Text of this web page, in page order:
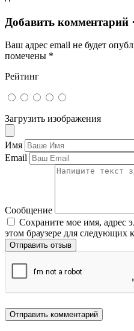
Добавить комментарий ·
Ваш адрес email не будет
помечены *
Рейтинг
Загрузить изображения
Имя
Email
Сообщение
Сохраните мое имя, адрес
этом браузере для следующих
Отправить отзыв